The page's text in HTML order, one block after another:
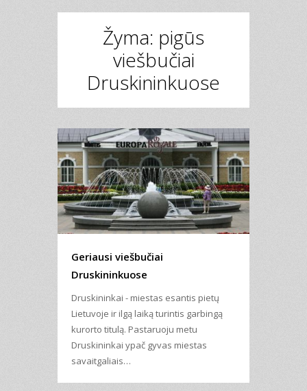
Žyma: pigūs
viešbučiai
Druskininkuose
Geriausi viešbučiai
Druskininkuose
Druskininkai - miestas esantis pietų
Lietuvoje ir ilgą laiką turintis garbingą
kurorto titulą. Pastaruoju metu
Druskininkai ypač gyvas miestas
savaitgaliais…